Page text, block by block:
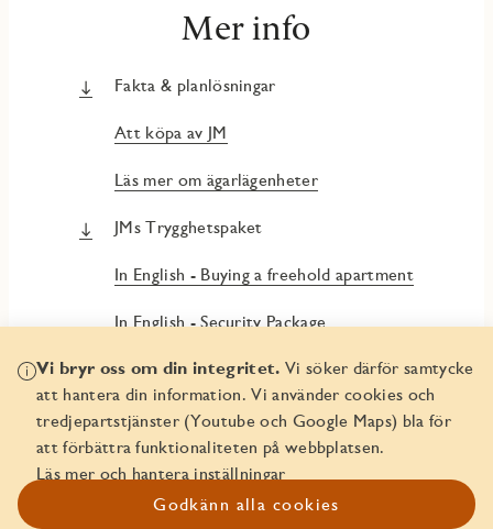
Mer info
Fakta & planlösningar
Att köpa av JM
Läs mer om ägarlägenheter
JMs Trygghetspaket
In English - Buying a freehold apartment
In English - Security Package
Solstudie
Vi bryr oss om din integritet. Vi söker därför samtycke
att hantera din information. Vi använder cookies och
tredjepartstjänster (Youtube och Google Maps) bla för
att förbättra funktionaliteten på webbplatsen.
Läs mer och hantera inställningar
Godkänn alla cookies